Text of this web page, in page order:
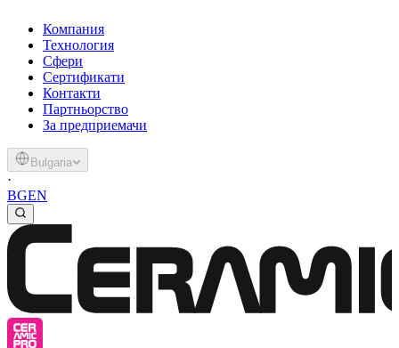
Компания
Технология
Сфери
Сертификати
Контакти
Партньорство
За предприемачи
Bulgaria
·
BGEN